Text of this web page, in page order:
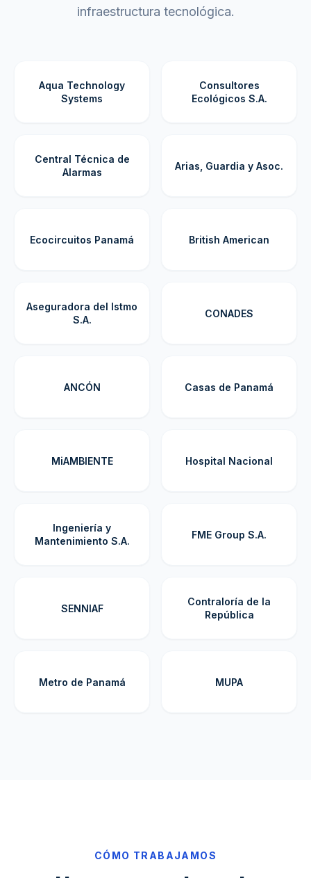
infraestructura tecnológica.
Aqua Technology
Systems
Consultores
Ecológicos S.A.
Central Técnica de
Alarmas
Arias, Guardia y Asoc.
Ecocircuitos Panamá British American
Aseguradora del Istmo
S.A.
CONADES
ANCÓN Casas de Panamá
MiAMBIENTE Hospital Nacional
Ingeniería y
Mantenimiento S.A.
FME Group S.A.
SENNIAF
Contraloría de la
República
Metro de Panamá MUPA
CÓMO TRABAJAMOS